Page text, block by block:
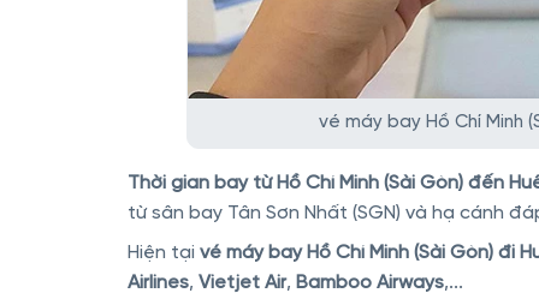
vé máy bay Hồ Chí Minh
Thời gian bay từ Hồ Chí Minh (Sài Gòn) đến
từ sân bay Tân Sơn Nhất (SGN) và hạ cánh
Hiện tại vé máy bay Hồ Chí Minh (Sài Gòn) đi
Airlines, Vietjet Air, Bamboo Airways,...